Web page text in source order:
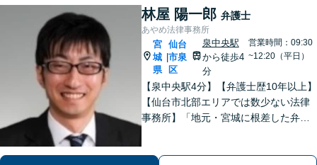
林屋 陽一郎 弁護士
あやめ法律事務所
宮
城
県
仙台
市泉
区
泉中央駅
から徒歩4
分
営業時間：09:30
~12:20（平日）
【泉中央駅4分】【弁護士歴10年以上】
【仙台市北部エリアでは数少ない法律
事務所】「地元・宮城に根差した弁護